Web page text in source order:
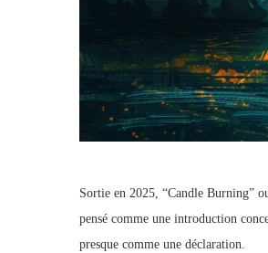
Sortie en 2025, “Candle Burning”
pensé comme une introduction
presque comme une déclaration.